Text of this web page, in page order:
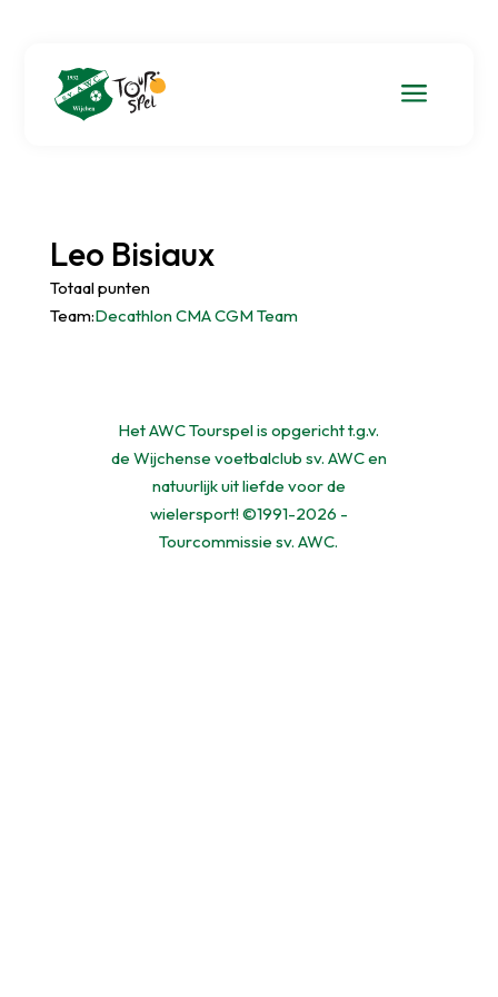
a
Leo Bisiaux
Totaal punten
Team:Decathlon CMA CGM Team
Het AWC Tourspel is opgericht t.g.v.
de Wijchense voetbalclub sv. AWC en
natuurlijk uit liefde voor de
wielersport! ©1991-2026 -
Tourcommissie sv. AWC.